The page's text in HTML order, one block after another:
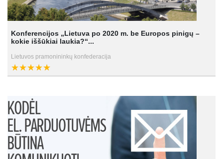
Konferencijos „Lietuva po 2020 m. be Europos pinigų –
kokie iššūkiai laukia?“...
Lietuvos pramonininkų konfederacija